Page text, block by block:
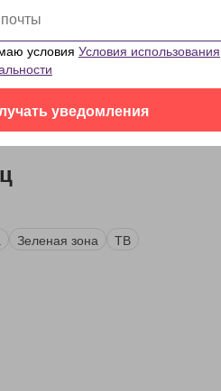
Полностью
Зеленая зона ТВ
условия Условия использования
уведомления